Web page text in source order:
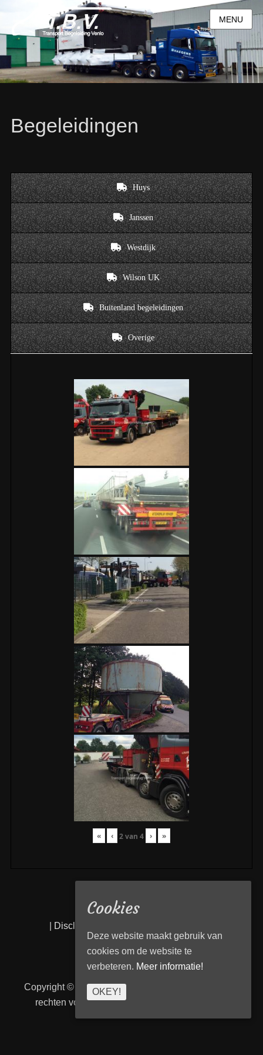
MENU
Begeleidingen
Huys
Janssen
Westdijk
Wilson UK
Buitenland begeleidingen
Overige
« ‹ 2van 4 › »
Disclaimer
Copyright © 2026Transport Begeleiding Venlo
rechten voorbehouden. | TBVenlo door
Cookies
Deze website maakt gebruik van
cookies om de website te
verbeteren. Meer informatie!
OKEY!